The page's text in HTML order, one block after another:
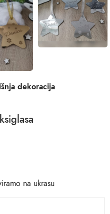
dekoracija
na ukrasu